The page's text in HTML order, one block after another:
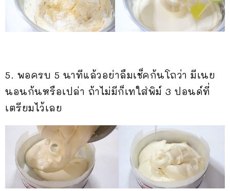
5. พอครบ 5 นาทีแล้วอย่าลืมเช็คก้นโถว่า มีเนย
นอนก้นหรือเปล่า ถ้าไม่มีก็เทใส่พิม์ 3 ปอนด์ที่
เตรียมไว้เลย